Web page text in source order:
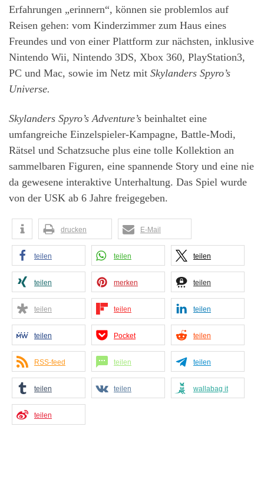
Erfahrungen „erinnern“, können sie problemlos auf
Reisen gehen: vom Kinderzimmer zum Haus eines
Freundes und von einer Plattform zur nächsten, inklusive
Nintendo Wii, Nintendo 3DS, Xbox 360, PlayStation3,
PC und Mac, sowie im Netz mit Skylanders Spyro’s
Universe.
Skylanders Spyro’s Adventure’s beinhaltet eine
umfangreiche Einzelspieler-Kampagne, Battle-Modi,
Rätsel und Schatzsuche plus eine tolle Kollektion an
sammelbaren Figuren, eine spannende Story und eine nie
da gewesene interaktive Unterhaltung. Das Spiel wurde
von der USK ab 6 Jahre freigegeben.
drucken E-Mail
teilen teilen teilen
teilen merken teilen
teilen teilen teilen
teilen Pocket teilen
RSS-feed teilen teilen
teilen teilen wallabag it
teilen